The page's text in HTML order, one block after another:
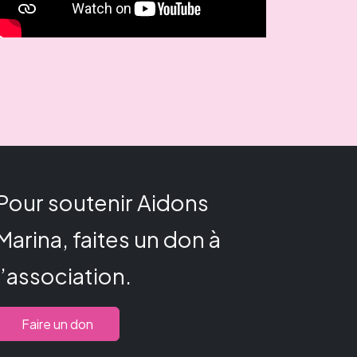
soutenir Aidons
faites un don à
Faire un don